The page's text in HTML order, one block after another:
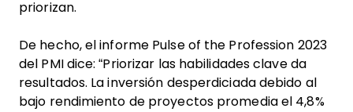
priorizan.
De hecho, el informe Pulse of the Profession 2023
del PMI dice: “Priorizar las habilidades clave da
resultados. La inversión desperdiciada debido al
bajo rendimiento de proyectos promedia el 4,8%